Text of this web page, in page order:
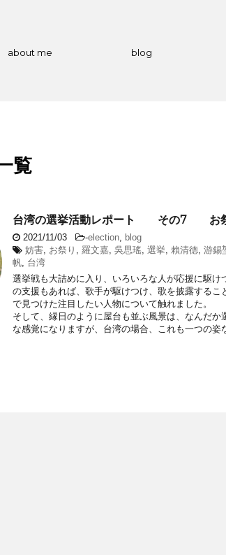
about me blog
覧
台湾の選挙活動レポート その7 お
2021/11/03 -election, blog
妨害, お祭り , 羅文嘉, 吳思瑤, 選挙, 賴清德, 游錫
帆, 台湾
選挙戦も大詰めに入り、いろいろな人が応援に駆け
の支援もあれば、歌手が駆けつけ、歌を披露するこ
で見つけた注目したい人物について触れました。
そして、縁日のように屋台も並ぶ風景は、なんだか
な感覚になりますが、台湾の場合、これも一つの姿